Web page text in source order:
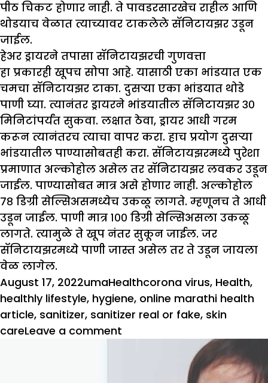
पीठ चिकट होणार नाही. ते पावडरसारखेच राहील आणि
थोडयाच वेळात त्याच्यावर टाकलेले सॅनिटायझर उडून
जाईल.
हेअर ड्रायरने तपासा सॅनिटायझरची गुणवत्ता
हा प्रकारही खूपच सोपा आहे. यासाठी एका भांडयात एक
चमचा सॅनिटायझर टाका. दुसऱ्या एका भांडयात थोडे
पाणी घ्या. त्यानंतर ड्रायरने भांडयातील सॅनिटायझर ३०
मिनिटांपर्यंत सुकवा. लक्षात ठेवा, ड्रायर आधी गरम
करून त्यानंतरच त्याचा वापर करा. हाच प्रयोग दुसऱ्या
भांडयातील पाण्यासोबतही करा. सॅनिटायझरमध्ये पुरेशा
प्रमाणात अल्कोहोल असेल तर सॅनिटायझर लवकर उडून
जाईल. पाण्यासोबत मात्र असे होणार नाही. अल्कोहोल
७८ डिग्री सेल्सिअसमध्येच उकळू लागते. म्हणूनच ते आधी
उडून जाईल. पाणी मात्र १०० डिग्री सेल्सिअसला उकळू
लागते. त्यामुळे ते खूप नंतर सुकून जाईल. जर
सॅनिटायझरमध्ये पाणी जास्त असेल तर ते उडून जायला
वेळ लागेल.
Posted
on
August 17, 2022Author
umaCategories
HealthTags
corona virus, Health,
healthly lifestyle, hygiene, online marathi health
article, sanitizer, sanitizer real or fake, skin
careLeave a comment